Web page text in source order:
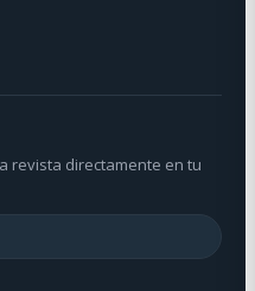
revista directamente en tu